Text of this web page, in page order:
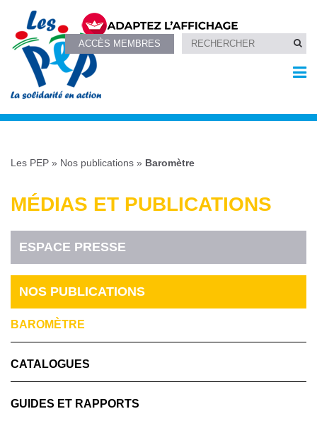
ACCÈS MEMBRES
Les PEP » Nos publications » Baromètre
MÉDIAS ET PUBLICATIONS
ESPACE PRESSE
NOS PUBLICATIONS
BAROMÈTRE
CATALOGUES
GUIDES ET RAPPORTS